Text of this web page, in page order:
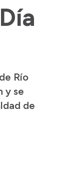
Río
y se
de